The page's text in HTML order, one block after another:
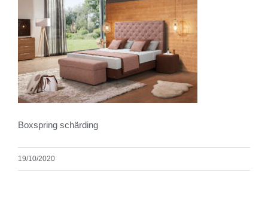
Boxspring schärding
19/10/2020